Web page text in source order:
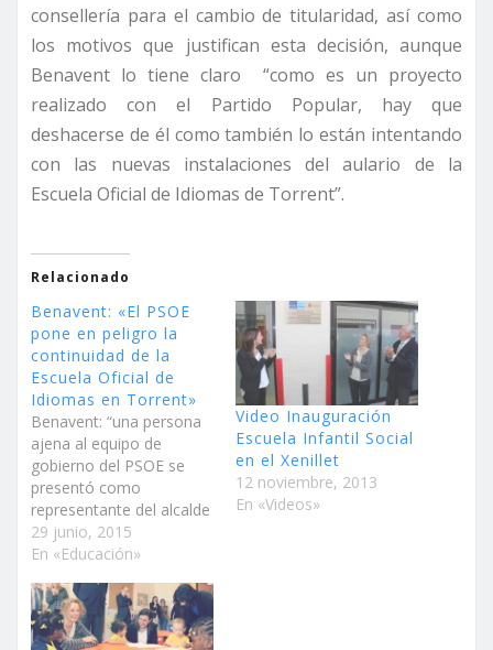
consellería para el cambio de titularidad, así como
los motivos que justifican esta decisión, aunque
Benavent lo tiene claro “como es un proyecto
realizado con el Partido Popular, hay que
deshacerse de él como también lo están intentando
con las nuevas instalaciones del aulario de la
Escuela Oficial de Idiomas de Torrent”.
Relacionado
Benavent: «El PSOE
pone en peligro la
continuidad de la
Escuela Oficial de
Idiomas en Torrent»
Benavent: “una persona
ajena al equipo de
gobierno del PSOE se
presentó como
representante del alcalde
junto a la concejala
socialista, Patricia Sáez y
el Ayuntamiento no
reconocía la existencia
del aulario de la EOI en
29 junio, 2015
En «Educación»
Video Inauguración
Escuela Infantil Social
en el Xenillet
12 noviembre, 2013
En «Videos»